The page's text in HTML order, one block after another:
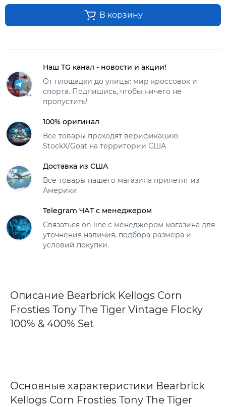
В корзину
Наш TG канал - новости и акции!
От площадки до улицы: мир кроссовок и
спорта. Подпишись, чтобы ничего не
пропустить!
100% оригинал
Все товары проходят верификацию
StockX/Goat на территории США
Доставка из США
Все товары нашего магазина прилетят из
Америки
Telegram ЧАТ с менеджером
Связаться on-line с менеджером магазина для
уточнения наличия, подбора размера и
условий покупки.
Описание Bearbrick Kellogs Corn
Frosties Tony The Tiger Vintage Flocky
100% & 400% Set
Основные характеристики Bearbrick
Kellogs Corn Frosties Tony The Tiger